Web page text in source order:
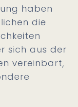
haben
die
sich aus der
vereinbart,